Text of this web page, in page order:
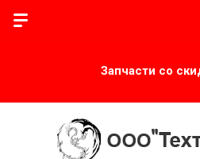
Запчасти со